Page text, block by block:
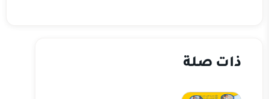
ذات صلة